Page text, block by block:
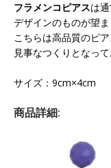
フラメンコピアスは
デザインのものが望ま
こちらは高品質のピ
見事なつくりとなって
サイズ：9cm×4cm
商品詳細: